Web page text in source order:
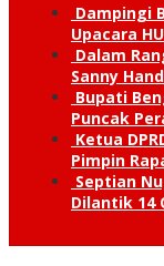
Dampingi
Upacara
Dalam
Sanny
Bupati
Puncak
Ketua
Pimpin
Septian
Dilantik 14